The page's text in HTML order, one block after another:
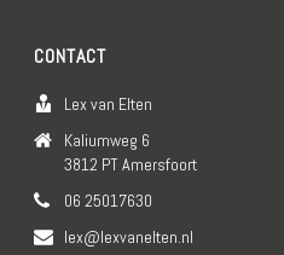
CONTACT
Lex van Elten
Kaliumweg 6
3812 PT Amersfoort
06 25017630
lex@lexvanelten.nl